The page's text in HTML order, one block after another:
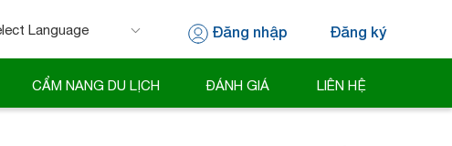
Đăng nhập Đăng ký
CẨM NANG DU LỊCH ĐÁNH GIÁ LIÊN HỆ